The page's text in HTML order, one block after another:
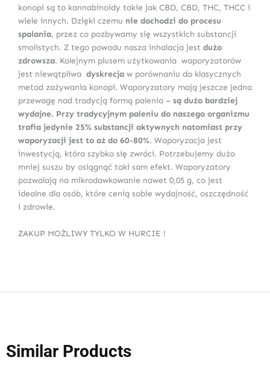
konopi są to kannabinoidy takie jak CBD, CBD, THC, THCC i
wiele innych. Dzięki czemu nie dochodzi do procesu
spalania, przez co pozbywamy się wszystkich substancji
smolistych. Z tego powodu nasza inhalacja jest dużo
zdrowsza. Kolejnym plusem użytkowania waporyzatorów
jest niewątpliwa dyskrecja w porównaniu do klasycznych
metod zażywania konopi. Waporyzatory mają jeszcze jedna
przewagę nad tradycją formą palenia – są dużo bardziej
wydajne. Przy tradycyjnym paleniu do naszego organizmu
trafia jedynie 25% substancji aktywnych natomiast przy
waporyzacji jest to aż do 60-80%. Waporyzacja jest
inwestycją, która szybko się zwróci. Potrzebujemy dużo
mniej suszu by osiągnąć taki sam efekt. Waporyzatory
pozwalają na mikrodawkowanie nawet 0,05 g, co jest
idealne dla osób, które cenią sobie wydajność, oszczędność
i zdrowie.
ZAKUP MOŻLIWY TYLKO W HURCIE !
Similar Products